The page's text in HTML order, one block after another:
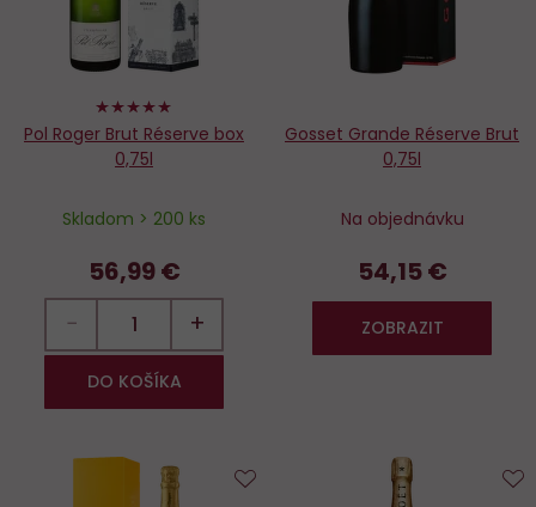
98%
Pol Roger Brut Réserve box
0,75l
Skladom > 200 ks
56,99 €
− +
DO KOŠÍKA
Gosset Grande Réserve Brut
0,75l
Na objednávku
54,15 €
ZOBRAZIT